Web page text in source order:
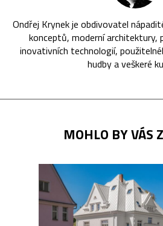
Ondřej Krynek je obdivovatel
konceptů, moderní architektury,
inovativních technologií,
hudby a veškeré
MOHLO BY VÁS